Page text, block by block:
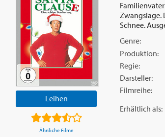
Leihen
Ähnliche Filme
Zwangslage.
Schnee.
Genre:
Produktion:
Regie:
Darsteller:
Filmreihe:
Erhältlich als: